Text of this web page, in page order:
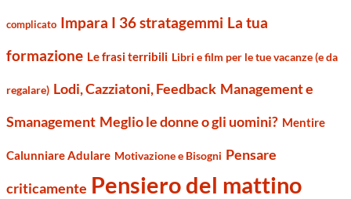
complicato Impara I 36 stratagemmi La tua
formazione Le frasi terribili Libri e film per le tue vacanze (e da
regalare) Lodi, Cazziatoni, Feedback Management e
Smanagement Meglio le donne o gli uomini? Mentire
Calunniare Adulare Motivazione e Bisogni Pensare
criticamente Pensiero del mattino